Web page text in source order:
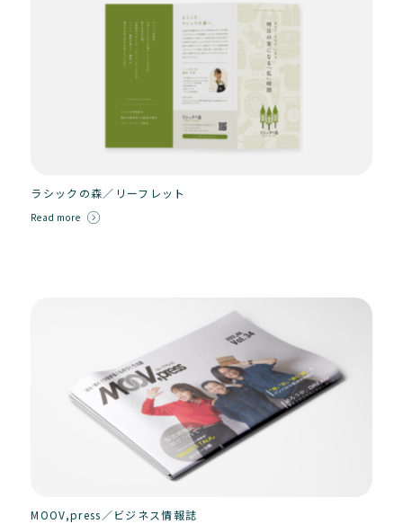
ラシックの森／リーフレット
Read more
MOOV,press／ビジネス情報誌